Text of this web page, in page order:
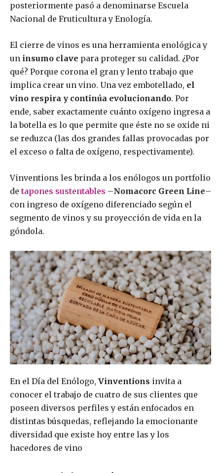
posteriormente pasó a denominarse Escuela
Nacional de Fruticultura y Enología.
El cierre de vinos es una herramienta enológica y
un insumo clave para proteger su calidad. ¿Por
qué? Porque corona el gran y lento trabajo que
implica crear un vino. Una vez embotellado, el
vino respira y continúa evolucionando. Por
ende, saber exactamente cuánto oxígeno ingresa a
la botella es lo que permite que éste no se oxide ni
se reduzca (las dos grandes fallas provocadas por
el exceso o falta de oxígeno, respectivamente).
Vinventions les brinda a los enólogos un portfolio
de tapones sustentables –Nomacorc Green Line–
con ingreso de oxígeno diferenciado según el
segmento de vinos y su proyección de vida en la
góndola.
En el Día del Enólogo, Vinventions invita a
conocer el trabajo de cuatro de sus clientes que
poseen diversos perfiles y están enfocados en
distintas búsquedas, reflejando la emocionante
diversidad que existe hoy entre las y los
hacedores de vino